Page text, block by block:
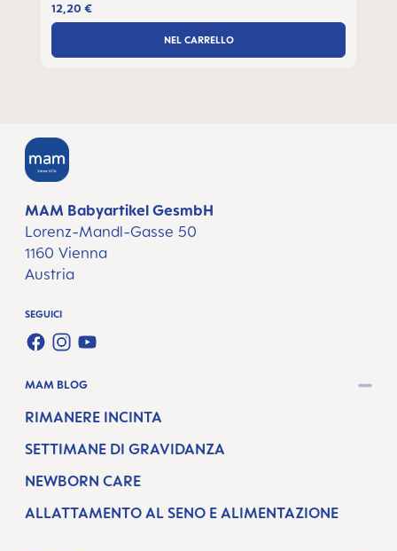
12,20 €
NEL CARRELLO
MAM Babyartikel GesmbH
Lorenz-Mandl-Gasse 50
1160 Vienna
Austria
SEGUICI
FACEBOOK
INSTAGRAM
YOUTUBE
MAM BLOG
RIMANERE INCINTA
SETTIMANE DI GRAVIDANZA
NEWBORN CARE
ALLATTAMENTO AL SENO E ALIMENTAZIONE